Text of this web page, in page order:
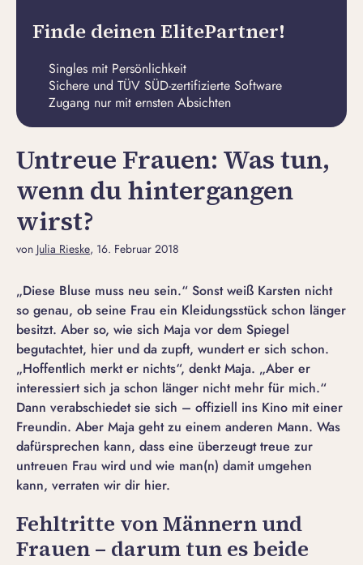
Adresse
erstellen
Finde deinen ElitePartner!
Singles mit Persönlichkeit
Sichere und TÜV SÜD-zertifizierte Software
Zugang nur mit ernsten Absichten
Untreue Frauen: Was tun,
wenn du hintergangen
wirst?
von Julia Rieske, 16. Februar 2018
„Diese Bluse muss neu sein.“ Sonst weiß Karsten nicht
so genau, ob seine Frau ein Kleidungsstück schon länger
besitzt. Aber so, wie sich Maja vor dem Spiegel
begutachtet, hier und da zupft, wundert er sich schon.
„Hoffentlich merkt er nichts“, denkt Maja. „Aber er
interessiert sich ja schon länger nicht mehr für mich.“
Dann verabschiedet sie sich – offiziell ins Kino mit einer
Freundin. Aber Maja geht zu einem anderen Mann. Was
dafürsprechen kann, dass eine überzeugt treue zur
untreuen Frau wird und wie man(n) damit umgehen
kann, verraten wir dir hier.
Fehltritte von Männern und
Frauen – darum tun es beide